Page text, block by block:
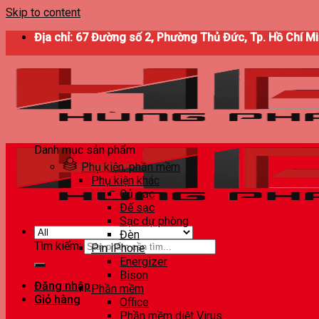
Skip to content
Địa chỉ: 67 Đường số 2, Phường Thủ Đức, Tp. Hồ Chí
Tìm kiếm:
Đăng nhập
Giỏ hàng
Danh mục sản phẩm
Phụ kiện, phần mềm
Phụ kiện khác
Củ sạc
Đế sạc
Sạc dự phòng
Đèn
Pin iPhone
Energizer
Bison
Phần mềm
Office
Phần mềm diệt Virus